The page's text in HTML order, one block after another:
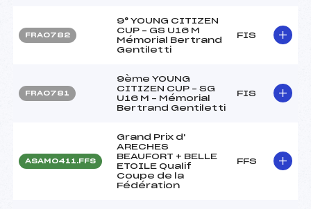
FRA0782
9° YOUNG CITIZEN
CUP – GS U16 M
Mémorial Bertrand
Gentiletti
FIS
FRA0781
9ème YOUNG
CITIZEN CUP – SG
U16 M – Mémorial
Bertrand Gentiletti
FIS
ASAM0411.FFS
Grand Prix d'
ARECHES
BEAUFORT + BELLE
ETOILE Qualif
Coupe de la
Fédération
FFS